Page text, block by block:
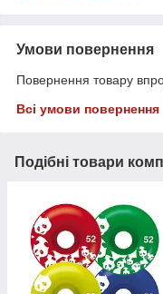
Умови повернення
Повернення товару
Всі умови повернення
Подібні товари